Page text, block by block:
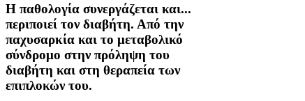
Η παθολογία συνεργάζεται και...
περιποιεί τον διαβήτη. Από την
παχυσαρκία και το μεταβολικό
σύνδρομο στην πρόληψη του
διαβήτη και στη θεραπεία των
επιπλοκών του.